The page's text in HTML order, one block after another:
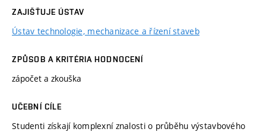
ZAJIŠŤUJE ÚSTAV
Ústav technologie, mechanizace a řízení staveb
ZPŮSOB A KRITÉRIA HODNOCENÍ
zápočet a zkouška
UČEBNÍ CÍLE
Studenti získají komplexní znalosti o průběhu výstavbového